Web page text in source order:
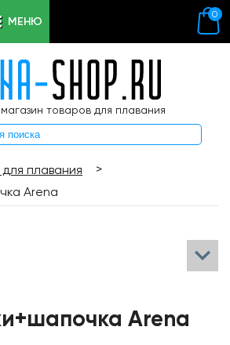
товаров для плавания
0
МЕНЮ
плавания
>
Arena
Arena